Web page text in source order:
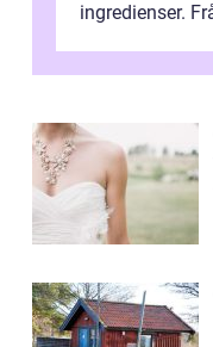
ingredienser.